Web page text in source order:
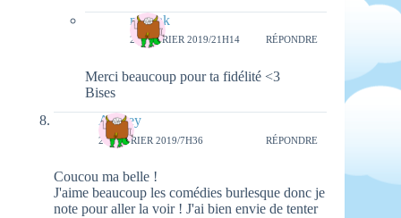
natieak
25 FÉVRIER 2019/21H14 RÉPONDRE
Merci beaucoup pour ta fidélité <3
Bises
Audrey
20 FÉVRIER 2019/7H36 RÉPONDRE
Coucou ma belle !
J'aime beaucoup les comédies burlesque donc je
note pour aller la voir ! J'ai bien envie de tenter